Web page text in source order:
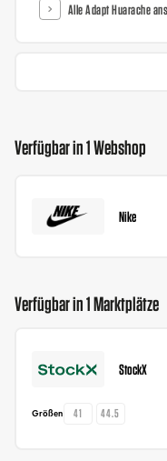
Alle Adapt Huarache
Verfügbar in 1 Webshop
Nike
Verfügbar in 1 Marktplätze
StockX
Größen 41 44.5